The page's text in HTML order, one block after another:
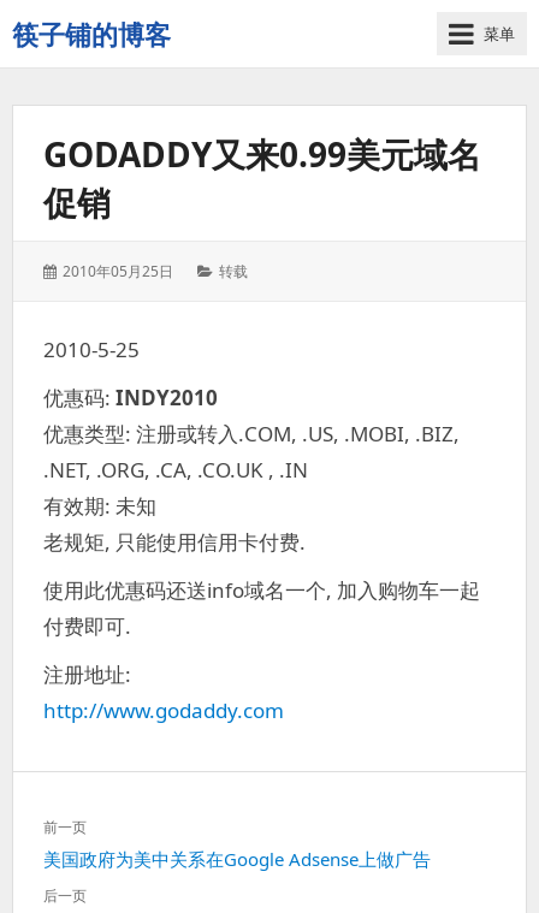
筷子铺的博客
记
录
菜单
GODADDY又来0.99美元域名
促销
发
2010年05月25日
分
转载
2010-5-25
优惠码: INDY2010
优惠类型: 注册或转入.COM, .US, .MOBI, .BIZ,
.NET, .ORG, .CA, .CO.UK , .IN
有效期: 未知
老规矩, 只能使用信用卡付费.
使用此优惠码还送info域名一个, 加入购物车一起
付费即可.
注册地址:
http://www.godaddy.com
文
章
导
航
前一页
上
一
美国政府为美中关系在Google Adsense上做广告
后一页